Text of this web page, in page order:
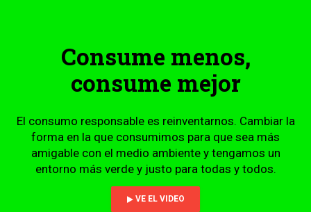
Consume menos,
consume mejor
El consumo responsable es reinventarnos. Cambiar la
forma en la que consumimos para que sea más
amigable con el medio ambiente y tengamos un
entorno más verde y justo para todas y todos.
VE EL VIDEO